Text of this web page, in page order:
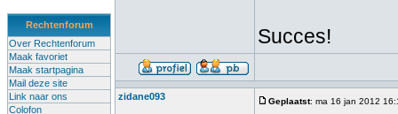
Rechtenforum
Over Rechtenforum
Maak favoriet
Maak startpagina
Mail deze site
Link naar ons
Colofon
Succes!
zidane093 Geplaatst: ma 16 jan 2012